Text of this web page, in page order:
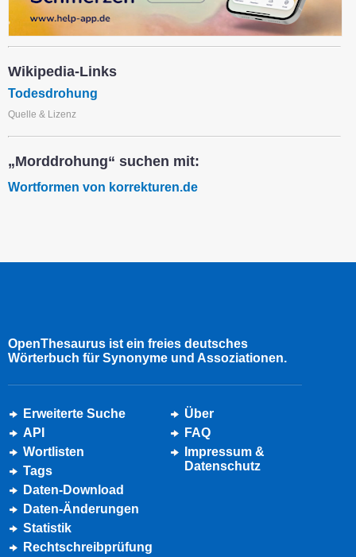
Wikipedia-Links
Todesdrohung
Quelle & Lizenz
„Morddrohung“ suchen mit:
Wortformen von korrekturen.de
OpenThesaurus ist ein freies deutsches
Wörterbuch für Synonyme und Assoziationen.
Erweiterte Suche
API
Wortlisten
Tags
Daten-Download
Daten-Änderungen
Statistik
Rechtschreibprüfung
Über
FAQ
Impressum &
Datenschutz